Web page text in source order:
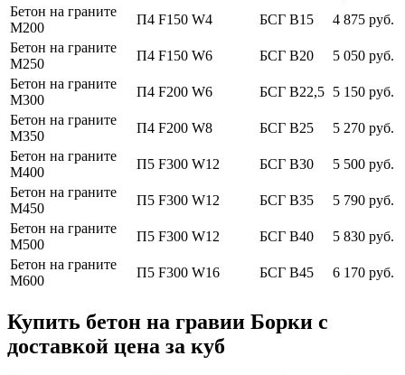
Бетон на граните
М200
П4 F150 W4 БСГ В15
4 875 руб.
Бетон на граните
М250
П4 F150 W6 БСГ В20
5 050 руб.
Бетон на граните
М300
П4 F200 W6 БСГ В22,5 5 150 руб.
Бетон на граните
М350
П4 F200 W8 БСГ В25
5 270 руб.
Бетон на граните
М400
П5 F300 W12 БСГ В30
5 500 руб.
Бетон на граните
М450
П5 F300 W12 БСГ В35
5 790 руб.
Бетон на граните
М500
П5 F300 W12 БСГ В40
5 830 руб.
Бетон на граните
М600
П5 F300 W16 БСГ В45 6 170 руб.
Купить бетон на гравии Борки с
доставкой цена за куб